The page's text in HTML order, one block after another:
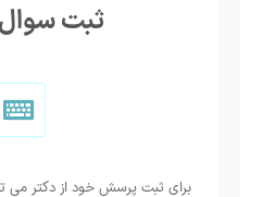
ثبت
برای ثبت پرسش خود از دکتر می